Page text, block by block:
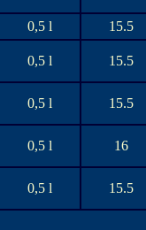
0,5 l 15.5
0,5 l 15.5
0,5 l 15.5
0,5 l 16
0,5 l 15.5